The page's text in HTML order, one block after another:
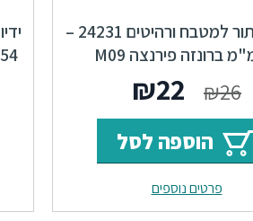
ידיות כפתור למטבח ורהיטים 24231 –
₪26
המחיר
המקורי
היה:
₪26.
₪22
הנוכחי
הוא:
₪22.
הוספה לסל
פרטים נוספים
54 מ"מ כסף עתיק Alhambra M25